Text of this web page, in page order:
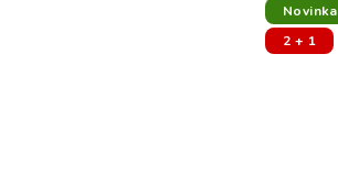
Novinka
2 + 1